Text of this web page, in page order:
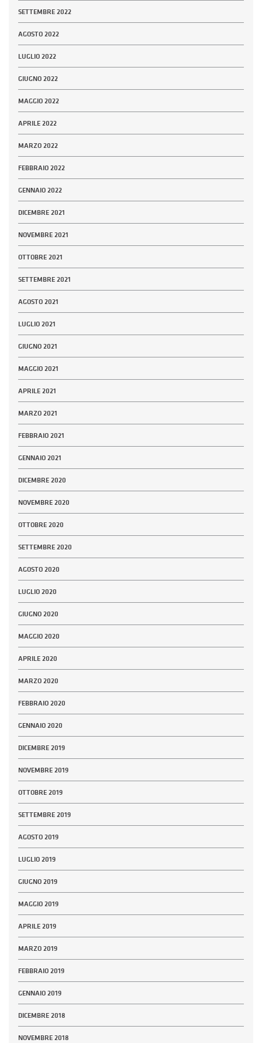
SETTEMBRE 2022
AGOSTO 2022
LUGLIO 2022
GIUGNO 2022
MAGGIO 2022
APRILE 2022
MARZO 2022
FEBBRAIO 2022
GENNAIO 2022
DICEMBRE 2021
NOVEMBRE 2021
OTTOBRE 2021
SETTEMBRE 2021
AGOSTO 2021
LUGLIO 2021
GIUGNO 2021
MAGGIO 2021
APRILE 2021
MARZO 2021
FEBBRAIO 2021
GENNAIO 2021
DICEMBRE 2020
NOVEMBRE 2020
OTTOBRE 2020
SETTEMBRE 2020
AGOSTO 2020
LUGLIO 2020
GIUGNO 2020
MAGGIO 2020
APRILE 2020
MARZO 2020
FEBBRAIO 2020
GENNAIO 2020
DICEMBRE 2019
NOVEMBRE 2019
OTTOBRE 2019
SETTEMBRE 2019
AGOSTO 2019
LUGLIO 2019
GIUGNO 2019
MAGGIO 2019
APRILE 2019
MARZO 2019
FEBBRAIO 2019
GENNAIO 2019
DICEMBRE 2018
NOVEMBRE 2018